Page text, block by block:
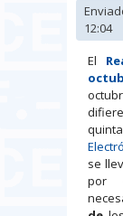
12:04
El
se
por